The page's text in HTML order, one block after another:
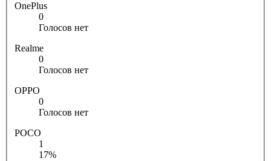
OnePlus
0
Голосов нет
Realme
0
Голосов нет
OPPO
0
Голосов нет
POCO
1
17%